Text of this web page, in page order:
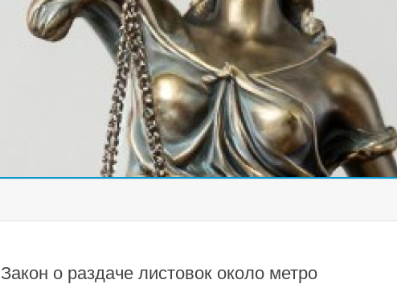
Закон о раздаче листовок около метро